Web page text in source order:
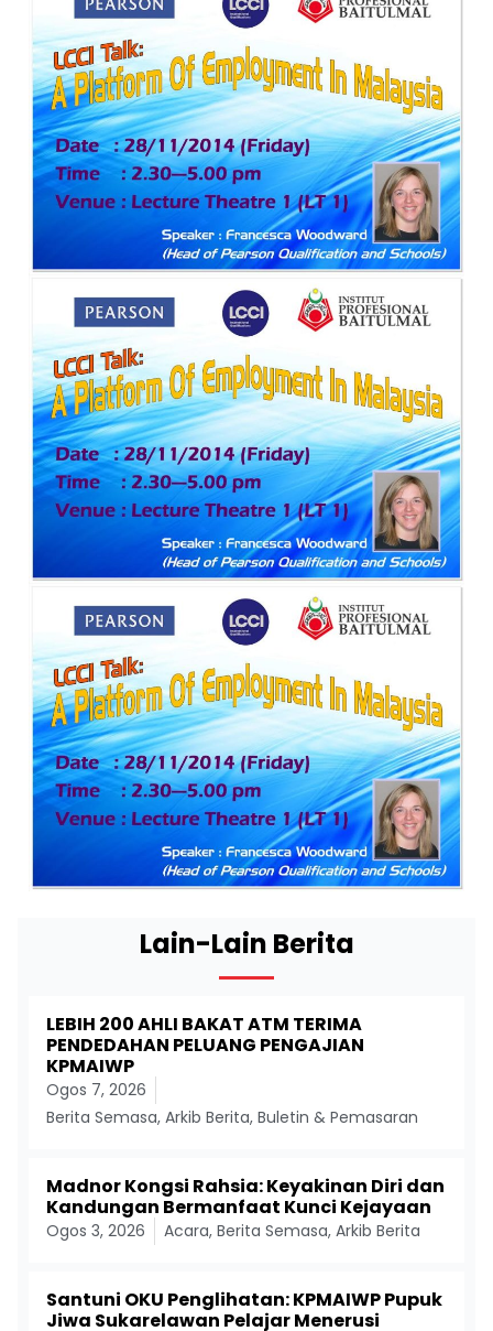
Lain-Lain Berita
LEBIH 200 AHLI BAKAT ATM TERIMA
PENDEDAHAN PELUANG PENGAJIAN
KPMAIWP
Ogos 7, 2026
Berita Semasa, Arkib Berita, Buletin & Pemasaran
Madnor Kongsi Rahsia: Keyakinan Diri dan
Kandungan Bermanfaat Kunci Kejayaan
Ogos 3, 2026 Acara, Berita Semasa, Arkib Berita
Santuni OKU Penglihatan: KPMAIWP Pupuk
Jiwa Sukarelawan Pelajar Menerusi